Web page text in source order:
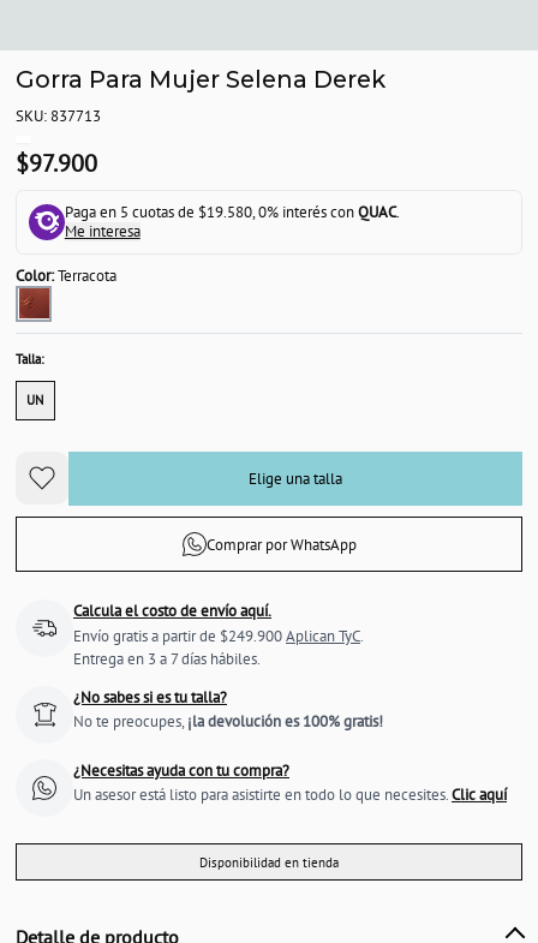
Gorra Para Mujer Selena Derek
SKU: 837713
$97.900
Paga en 5 cuotas de $19.580, 0% interés conQUAC.
Me interesa
Color:Terracota
Talla:
UN
Elige una talla
Comprar por WhatsApp
Calcula el costo de envío aquí.
Envío gratis a partir de $249.900Aplican TyC.
Entrega en 3 a 7 días hábiles.
¿No sabes si es tu talla?
No te preocupes, ¡la devolución es 100% gratis!
¿Necesitas ayuda con tu compra?
Un asesor está listo para asistirte en todo lo que necesites.Clic aquí
Disponibilidad en tienda
Detalle de producto